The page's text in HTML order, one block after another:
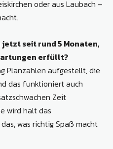
oder aus Laubach –
seit rund 5 Monaten,
erfüllt?
Planzahlen aufgestellt, die
das funktioniert auch
Zeit
wird halt das
was richtig Spaß macht